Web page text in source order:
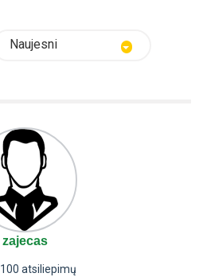
Naujesni
zajecas
100 atsiliepimų